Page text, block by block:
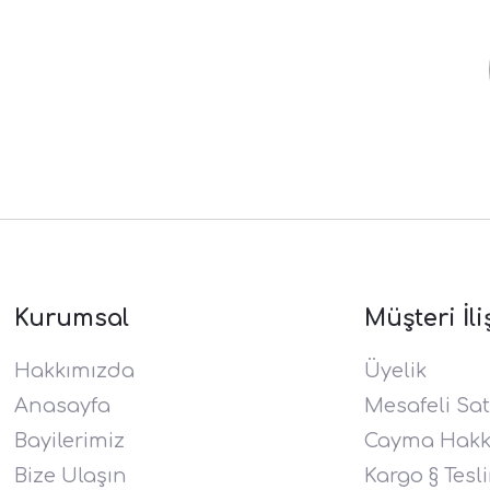
Kurumsal
Hakkımızda
Anasayfa
Bayilerimiz
Bize Ulaşın
Müşteri
Üyelik
Mesafeli
Cayma
Kargo §